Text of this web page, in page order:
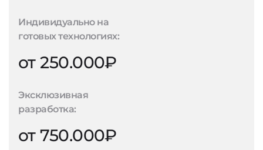
Индивидуально на
готовых технологиях:
от 250.000₽
Эксклюзивная
разработка:
от 750.000₽